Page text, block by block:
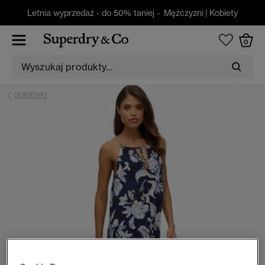
Letnia wyprzedaż - do 50% taniej - Mężczyzni | Kobiety
0
SUKIENKI